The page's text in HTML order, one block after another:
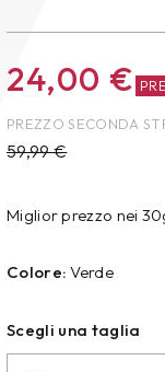
24,00 €
PREZZO SECONDA
59,99€
Miglior prezzo nei
Colore: Verde
Scegli una taglia